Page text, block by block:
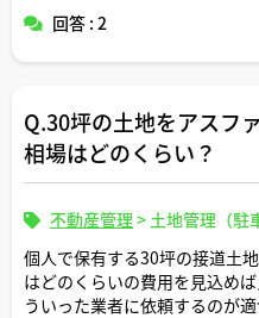
回答 : 2
Q.30坪の土地をアスフ
相場はどのくらい？
不動産管理 > 土地管理（駐
個人で保有する30坪の接道土
はどのくらいの費用を見込め
ういった業者に依頼するのが適